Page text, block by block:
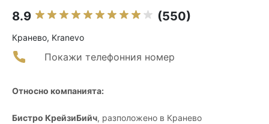
8.9 (550)
Кранево, Kranevo
Покажи телефонния номер
Относно компанията:
Бистро КрейзиБийч, разположено в Кранево